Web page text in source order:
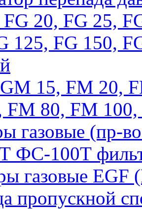
20, FG 25,
125, FG 150,
15, FM 20,
FM 80, FM
газовые (пр-
ФС-100Т
газовые EGF
пропускной